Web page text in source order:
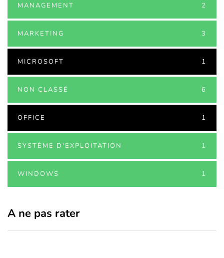
MANAGEMENT 2
MARKETING 3
MICROSOFT 1
NON CLASSÉ 6
OFFICE 1
SYSTÈME D'EXPLOITATION 1
WINDOWS 1
A ne pas rater